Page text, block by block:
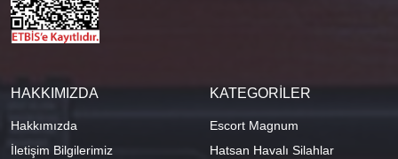
HAKKIMIZDA
Hakkımızda
İletişim Bilgilerimiz
KATEGORİLER
Escort Magnum
Hatsan Havalı Silahlar